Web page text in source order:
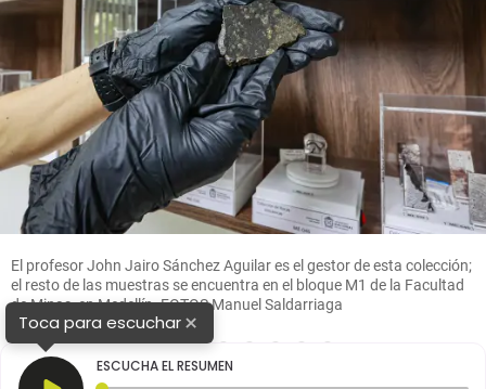
El profesor John Jairo Sánchez Aguilar es el gestor de esta colección;
el resto de las muestras se encuentra en el bloque M1 de la Facultad
de Minas, en Medellín. FOTOS Manuel Saldarriaga
1 2 3
Toca para escuchar×
ESCUCHA EL RESUMEN